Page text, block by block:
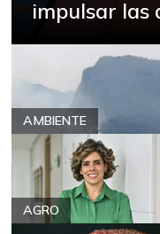
07/25/2026
Cuchuco de
07/25/2026
07/25/2026
Galletas
07/25/2026
impulsar las
AMBIENTE
AGRO